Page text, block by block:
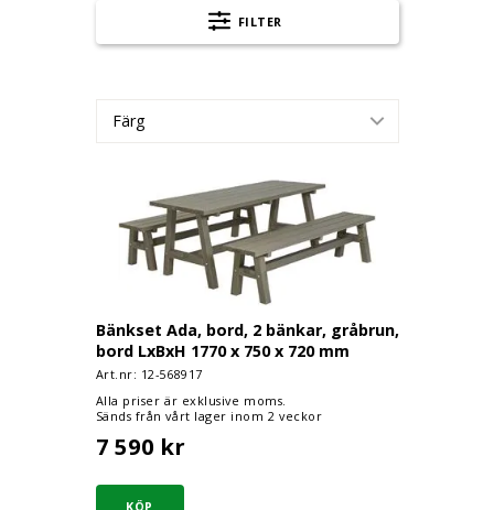
FILTER
Färg
Bänkset Ada, bord, 2 bänkar, gråbrun,
bord LxBxH 1770 x 750 x 720 mm
Art.nr: 12-568917
Alla priser är exklusive moms.
Sänds från vårt lager inom 2 veckor
7 590 kr